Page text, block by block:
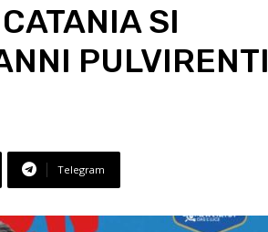
SI
PULVIRENTI
Telegram